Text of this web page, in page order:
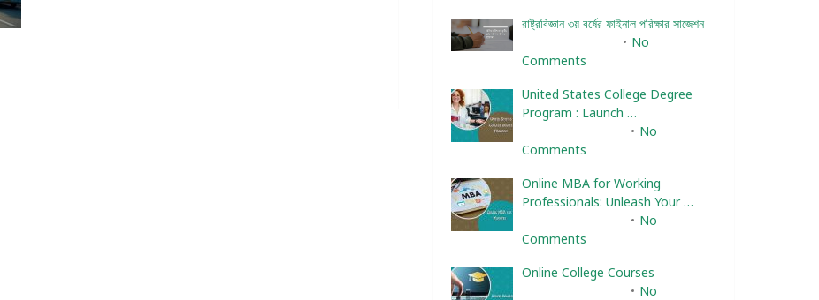
রাষ্ট্রবিজ্ঞান ৩য় বর্ষের ফাইনাল পরিক্ষার সাজেশন
No
Comments
United States College Degree
Program : Launch …
No
Comments
Online MBA for Working
Professionals: Unleash Your …
No
Comments
Online College Courses
No